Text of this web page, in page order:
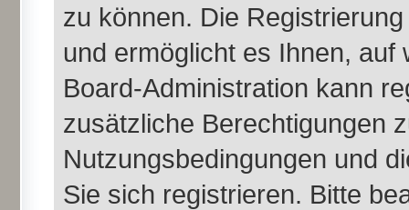
zu können. Die
und ermöglicht es Ihnen,
Board-Administration kann
zusätzliche Berechtigungen
Nutzungsbedingungen und
Sie sich registrieren. Bitte